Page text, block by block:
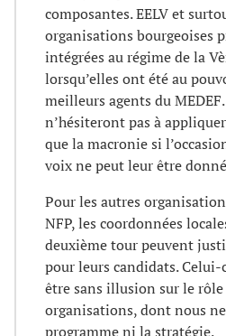
composantes. EELV et
organisations bourgeoises
intégrées au régime de la
lorsqu’elles ont été au
meilleurs agents du
n’hésiteront pas à
que la macronie si
voix ne peut leur être
Pour les autres
NFP, les coordonnées
deuxième tour peuvent
pour leurs candidats.
être sans illusion sur le rôle
organisations, dont nous
programme ni la stratégie.